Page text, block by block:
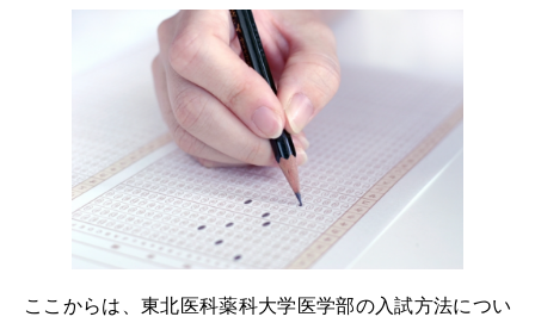
ここからは、東北医科薬科大学医学部の入試方法につい